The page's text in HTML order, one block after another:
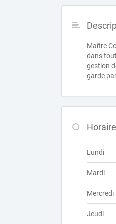
Maître
dans
gestion
garde
Lundi
Mardi
Mercredi
Jeudi